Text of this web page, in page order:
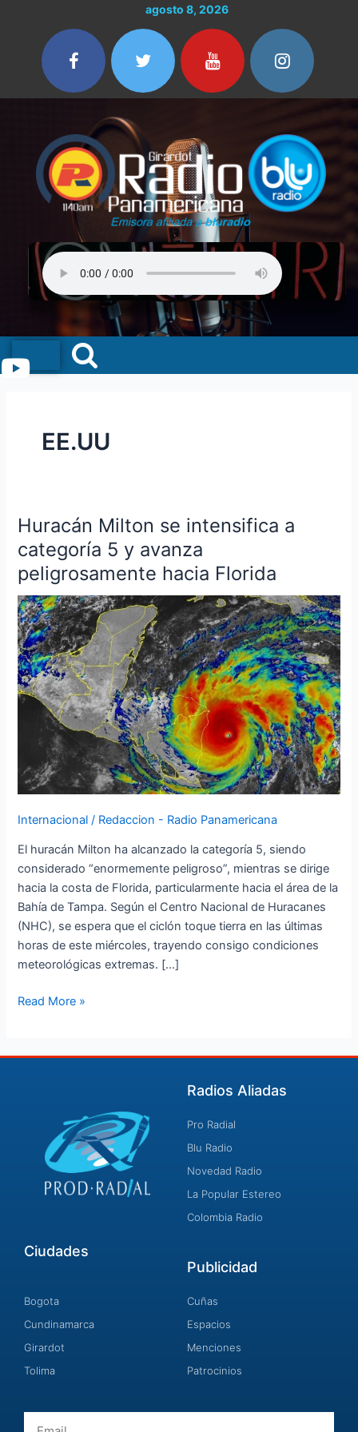
contenido
agosto 8, 2026
Menu
EE.UU
Huracán Milton se intensifica a
categoría 5 y avanza
peligrosamente hacia Florida
Internacional / Redaccion - Radio Panamericana
El huracán Milton ha alcanzado la categoría 5, siendo
considerado “enormemente peligroso”, mientras se dirige
hacia la costa de Florida, particularmente hacia el área de la
Bahía de Tampa. Según el Centro Nacional de Huracanes
(NHC), se espera que el ciclón toque tierra en las últimas
horas de este miércoles, trayendo consigo condiciones
meteorológicas extremas. […]
Huracán
Milton
se
intensifica
a
categoría
5
y
avanza
peligrosamente
hacia
Florida
Read More »
Radios Aliadas
Pro Radial
Blu Radio
Novedad Radio
La Popular Estereo
Colombia Radio
Ciudades
Bogota
Cundinamarca
Girardot
Tolima
Publicidad
Cuñas
Espacios
Menciones
Patrocinios